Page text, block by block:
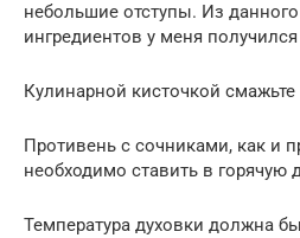
небольшие отступы. Из
ингредиентов у меня
Кулинарной кисточкой
Противень с сочниками, как и
необходимо ставить в горячую
Температура духовки должна